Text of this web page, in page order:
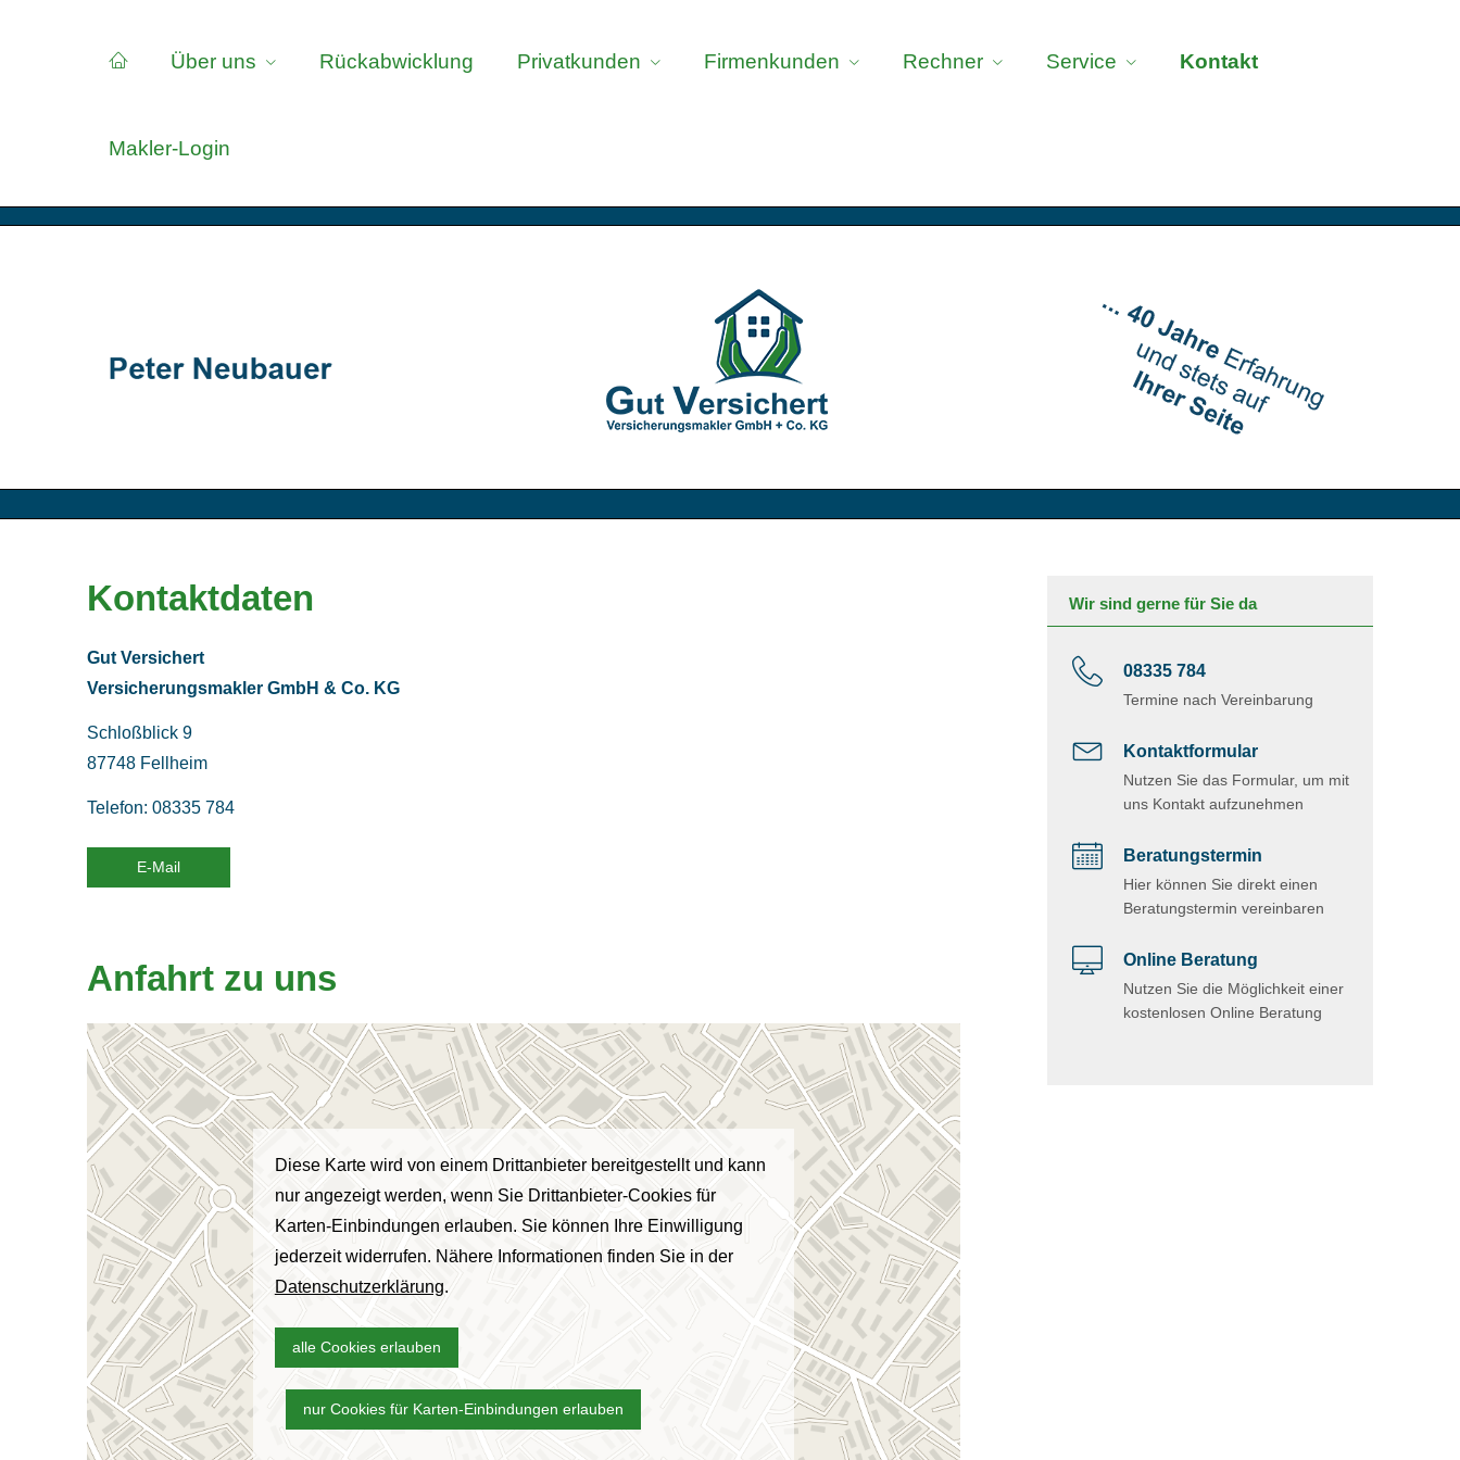
Über uns Rückabwicklung Privatkunden Firmenkunden Rechner Service Kontakt
Makler-Login
Wir sind gerne für Sie da
08335 784
Termine nach Vereinbarung
Kontaktformular
Nutzen Sie das Formular, um mit
uns Kontakt aufzunehmen
Beratungstermin
Hier können Sie direkt einen
Beratungstermin vereinbaren
Online Beratung
Nutzen Sie die Möglichkeit einer
kostenlosen Online Beratung
Kontaktdaten
Gut Versichert
Ver­sicherungs­makler GmbH & Co. KG
Schloßblick 9
87748 Fellheim
Telefon: 08335 784
E-Mail
Anfahrt zu uns
Diese Karte wird von einem Drittanbieter bereitgestellt und kann
nur angezeigt werden, wenn Sie Drittanbieter-Cookies für
Karten-Einbindungen erlauben. Sie können Ihre Einwilligung
jederzeit widerrufen. Nähere Informationen finden Sie in der
Datenschutzerklärung.
alle Cookies erlauben
nur Cookies für Karten-Einbindungen erlauben